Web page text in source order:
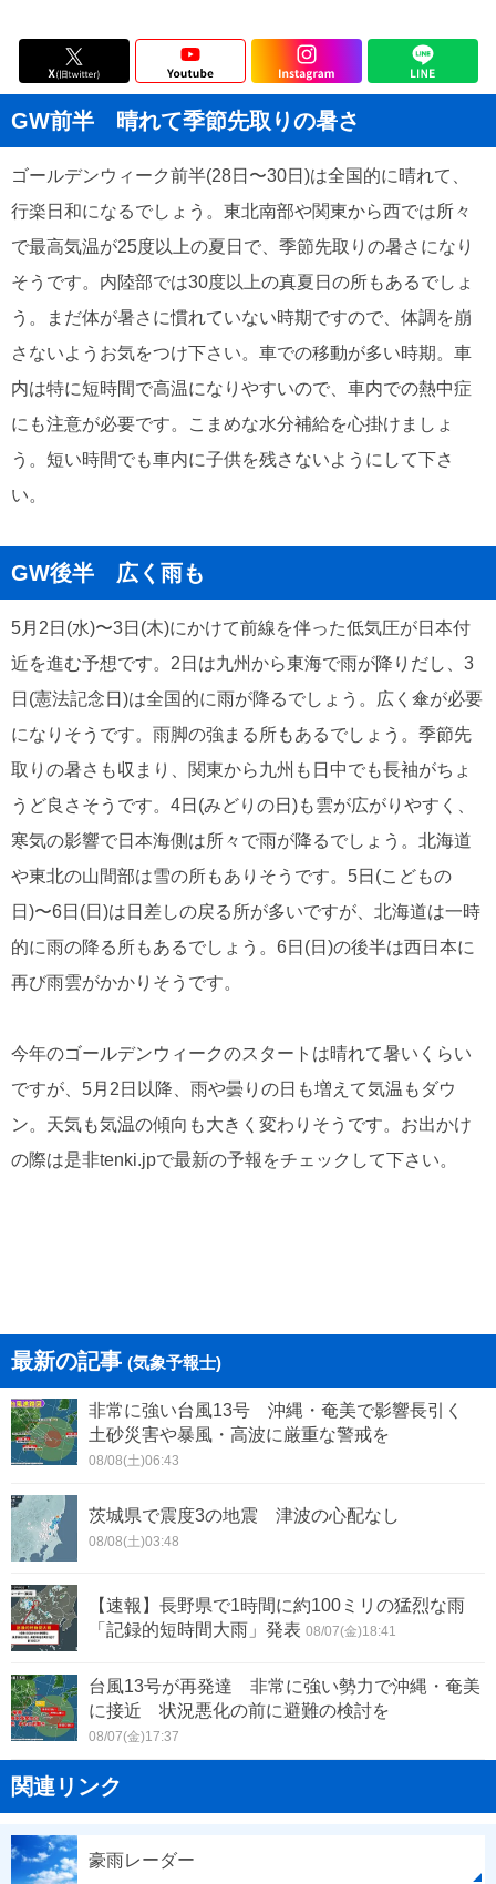
GW前半 晴れて季節先取りの暑さ
ゴールデンウィーク前半(28日〜30日)は全国的に晴れて、
行楽日和になるでしょう。東北南部や関東から西では所々
で最高気温が25度以上の夏日で、季節先取りの暑さになり
そうです。内陸部では30度以上の真夏日の所もあるでしょ
う。まだ体が暑さに慣れていない時期ですので、体調を崩
さないようお気をつけ下さい。車での移動が多い時期。車
内は特に短時間で高温になりやすいので、車内での熱中症
にも注意が必要です。こまめな水分補給を心掛けましょ
う。短い時間でも車内に子供を残さないようにして下さ
い。
GW後半 広く雨も
5月2日(水)〜3日(木)にかけて前線を伴った低気圧が日本付
近を進む予想です。2日は九州から東海で雨が降りだし、3
日(憲法記念日)は全国的に雨が降るでしょう。広く傘が必要
になりそうです。雨脚の強まる所もあるでしょう。季節先
取りの暑さも収まり、関東から九州も日中でも長袖がちょ
うど良さそうです。4日(みどりの日)も雲が広がりやすく、
寒気の影響で日本海側は所々で雨が降るでしょう。北海道
や東北の山間部は雪の所もありそうです。5日(こどもの
日)〜6日(日)は日差しの戻る所が多いですが、北海道は一時
的に雨の降る所もあるでしょう。6日(日)の後半は西日本に
再び雨雲がかかりそうです。
今年のゴールデンウィークのスタートは晴れて暑いくらい
ですが、5月2日以降、雨や曇りの日も増えて気温もダウ
ン。天気も気温の傾向も大きく変わりそうです。お出かけ
の際は是非tenki.jpで最新の予報をチェックして下さい。
最新の記事 (気象予報士)
非常に強い台風13号 沖縄・奄美で影響長引く
土砂災害や暴風・高波に厳重な警戒を
08/08(土)06:43
茨城県で震度3の地震 津波の心配なし
08/08(土)03:48
【速報】長野県で1時間に約100ミリの猛烈な雨
「記録的短時間大雨」発表 08/07(金)18:41
台風13号が再発達 非常に強い勢力で沖縄・奄美
に接近 状況悪化の前に避難の検討を
08/07(金)17:37
関連リンク
豪雨レーダー